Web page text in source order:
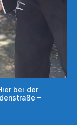
bei der
–